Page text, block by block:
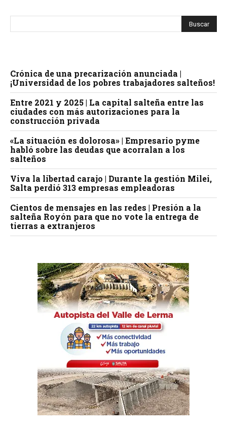
Crónica de una precarización anunciada |
¡Universidad de los pobres trabajadores salteños!
Entre 2021 y 2025 | La capital salteña entre las
ciudades con más autorizaciones para la
construcción privada
«La situación es dolorosa» | Empresario pyme
habló sobre las deudas que acorralan a los
salteños
Viva la libertad carajo | Durante la gestión Milei,
Salta perdió 313 empresas empleadoras
Cientos de mensajes en las redes | Presión a la
salteña Royón para que no vote la entrega de
tierras a extranjeros